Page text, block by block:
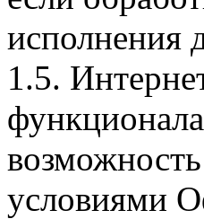
исполнения
1.5.
условиями